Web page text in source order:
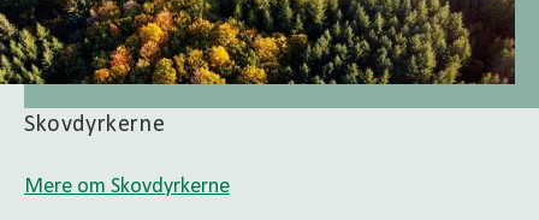
Skovdyrkerne
Mere om Skovdyrkerne